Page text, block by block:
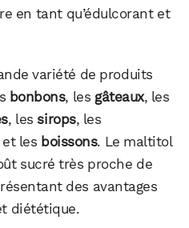
en tant qu’édulcorant et
variété de produits
bonbons, les gâteaux, les
, lessirops, les
les boissons. Le maltitol
sucré très proche de
des avantages
diététique.